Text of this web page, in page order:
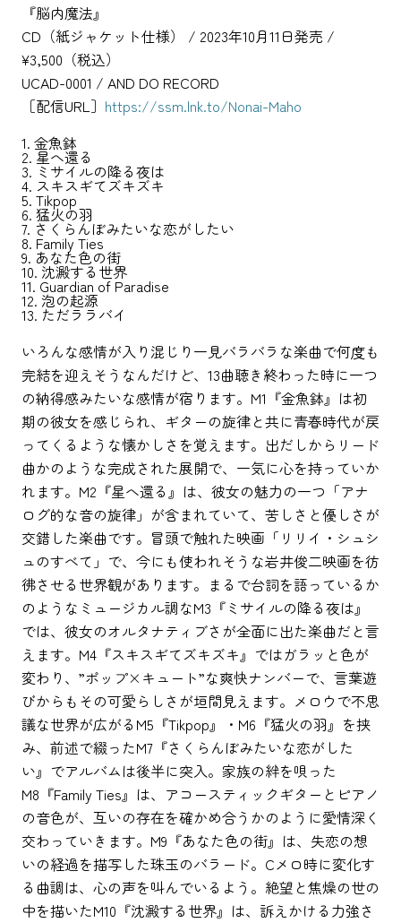
『脳内魔法』
CD（紙ジャケット仕様） / 2023年10月11日発売 /
¥3,500（税込）
UCAD-0001 / AND DO RECORD
［配信URL］ https://ssm.lnk.to/Nonai-Maho
1. 金魚鉢
2. 星へ還る
3. ミサイルの降る夜は
4. スキスギてズキズキ
5. Tikpop
6. 猛火の羽
7. さくらんぼみたいな恋がしたい
8. Family Ties
9. あなた色の街
10. 沈澱する世界
11. Guardian of Paradise
12. 泡の起源
13. ただララバイ
いろんな感情が入り混じり一見バラバラな楽曲で何度も
完結を迎えそうなんだけど、13曲聴き終わった時に一つ
の納得感みたいな感情が宿ります。M1『金魚鉢』は初
期の彼女を感じられ、ギターの旋律と共に青春時代が戻
ってくるような懐かしさを覚えます。出だしからリード
曲かのような完成された展開で、一気に心を持っていか
れます。M2『星へ還る』は、彼女の魅力の一つ「アナ
ログ的な音の旋律」が含まれていて、苦しさと優しさが
交錯した楽曲です。冒頭で触れた映画「リリイ・シュシ
ュのすべて」で、今にも使われそうな岩井俊二映画を彷
彿させる世界観があります。まるで台詞を語っているか
のようなミュージカル調なM3『ミサイルの降る夜は』
では、彼女のオルタナティブさが全面に出た楽曲だと言
えます。M4『スキスギてズキズキ』ではガラッと色が
変わり、”ポップ×キュート”な爽快ナンバーで、言葉遊
びからもその可愛らしさが垣間見えます。メロウで不思
議な世界が広がるM5『Tikpop』・M6『猛火の羽』を挟
み、前述で綴ったM7『さくらんぼみたいな恋がした
い』でアルバムは後半に突入。家族の絆を唄った
M8『Family Ties』は、アコースティックギターとピアノ
の音色が、互いの存在を確かめ合うかのように愛情深く
交わっていきます。M9『あなた色の街』は、失恋の想
いの経過を描写した珠玉のバラード。Cメロ時に変化す
る曲調は、心の声を叫んでいるよう。絶望と焦燥の世の
中を描いたM10『沈澱する世界』は、訴えかける力強さ